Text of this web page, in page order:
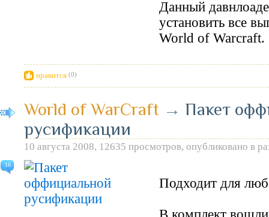
Данный
установить все
World of Warcraft.
нравится (0)
16
World of WarCraft → Пакет
русификации
10 августа 2008, 12635 просмотров, опубликовано в
Подходит для